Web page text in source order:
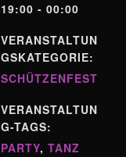
19:00 - 00:00
VERANSTALTUN
GSKATEGORIE:
SCHÜTZENFEST
VERANSTALTUN
G-TAGS:
PARTY, TANZ